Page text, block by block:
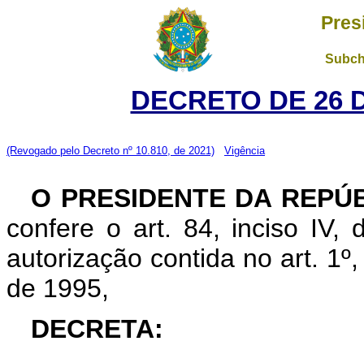
DECRETO DE 26
(Revogado pelo Decreto nº 10.810, de 2021) Vigência
O PRESIDENTE DA
confere o art. 84, inciso IV,
autorização contida no art.
de 1995,
DECRETA: